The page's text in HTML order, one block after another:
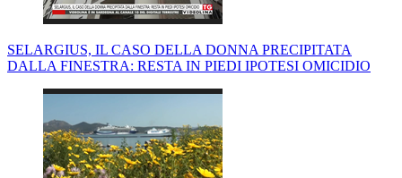
SELARGIUS, IL CASO DELLA DONNA PRECIPITATA
DALLA FINESTRA: RESTA IN PIEDI IPOTESI OMICIDIO